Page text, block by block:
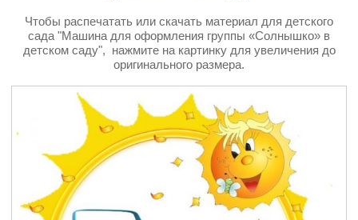
Чтобы распечатать или скачать материал для детского
сада "Машина для оформления группы «Солнышко» в
детском саду", нажмите на картинку для увеличения до
оригинального размера.